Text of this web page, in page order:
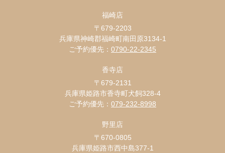
福崎店
〒679-2203
兵庫県神崎郡福崎町南田原3134-1
ご予約優先： 0790-22-2345
香寺店
〒679-2131
兵庫県姫路市香寺町犬飼328-4
ご予約優先： 079-232-8998
野里店
〒670-0805
兵庫県姫路市西中島377-1